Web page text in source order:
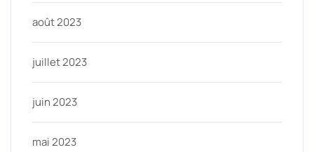
août 2023
juillet 2023
juin 2023
mai 2023